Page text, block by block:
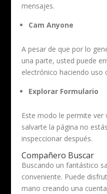
mensajes.
Cam Anyone
A pesar de que por lo
una parte, usted puede
electrónico haciendo uso
Explorar Formulario
Este modo le permite ver
salvarte la página no
inspeccionar después.
Compañero Buscar
Buscando un fantástico
conveniente. Puede
mano creando una